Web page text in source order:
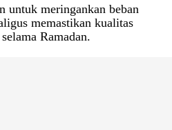
untuk meringankan beban
memastikan kualitas
Ramadan.